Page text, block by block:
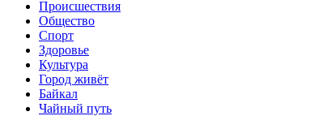
Происшествия
Общество
Cпорт
Здоровье
Культура
Город живёт
Байкал
Чайный путь